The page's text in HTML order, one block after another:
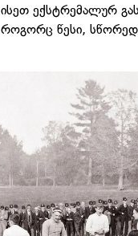
ისეთ ექსტრემალურ
როგორც წესი,